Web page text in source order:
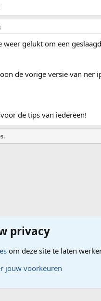
weer gelukt om een
de vorige versie van ner
de tips van iedereen!
Tablet, Smartphone
privacy
om deze site te laten
jouw voorkeuren